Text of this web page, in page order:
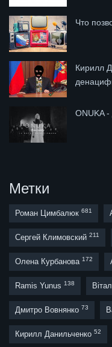
Что
Кирилл
ONUKA
Метки
Роман Цимбалюк 681
Сергей Климовский 211
Олена Курбанова 172
Ramis Yunus 138
Дмитро Вовнянко 73
Кирилл Данильченко 52